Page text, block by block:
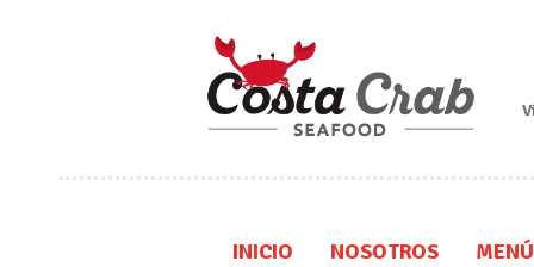
INICIO NOSOTROS MENÚ